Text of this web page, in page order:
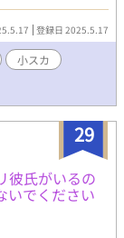
点喘ぎ 体内放
全員成人済みで
登録日 2025.5.17
小スカ
29
彼氏がいるの
いでください